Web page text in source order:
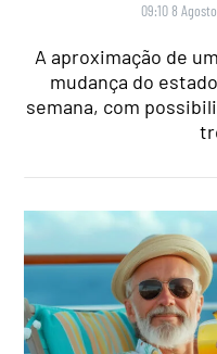
09:10 8
A aproximação de
mudança do
semana, com